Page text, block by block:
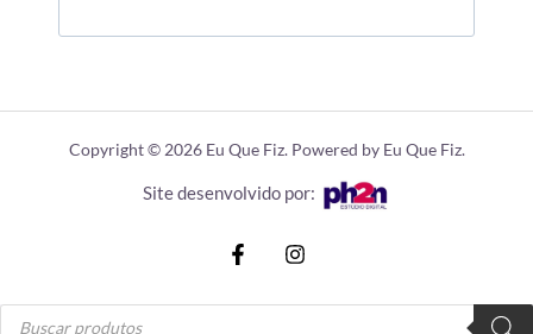
Copyright © 2026 Eu Que Fiz. Powered by Eu Que Fiz.
Site desenvolvido por:
Pesquisar
produtos